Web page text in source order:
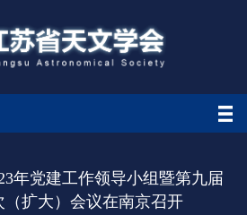
年党建工作领导小组暨第九届
（扩大）会议在南京召开